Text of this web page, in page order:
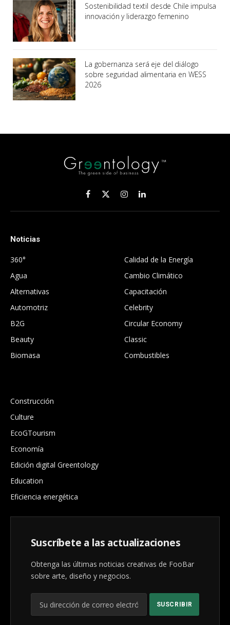
Sostenibilidad textil desde Chile impulsa
innovación y liderazgo femenino
La gobernanza será eje del diálogo
sobre seguridad alimentaria en WESS
2026
Facebook
X
(Twitter)
InstagramLinkedIn
Noticias
360°
Agua
Alternativas
Automotriz
B2G
Beauty
Biomasa
Calidad de la Energía
Cambio Climático
Capacitación
Celebrity
Circular Economy
Classic
Combustibles
Construcción
Culture
EcoGTourism
Economía
Edición digital Greentology
Education
Eficiencia energética
Suscríbete a las actualizaciones
Obtenga las últimas noticias creativas de FooBar
sobre arte, diseño y negocios.